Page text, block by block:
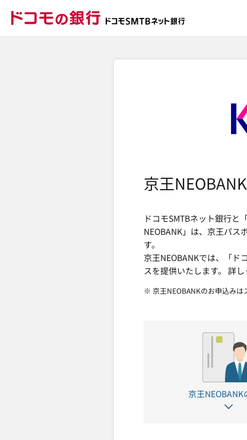
京王
ドコモSMTBネット銀行
NEOBANK」は、京王パス
す。
京王NEOBANKでは、「ド
スを提供いたします。 詳
※ 京王NEOBANKのお申込みは
京王NEOBANK